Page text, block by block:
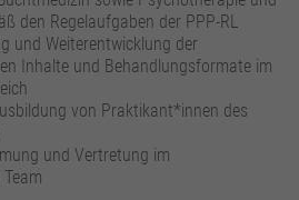
den Regelaufgaben der PPP-RL
und Weiterentwicklung der
Inhalte und Behandlungsformate im
von Praktikant*innen des
und Vertretung im